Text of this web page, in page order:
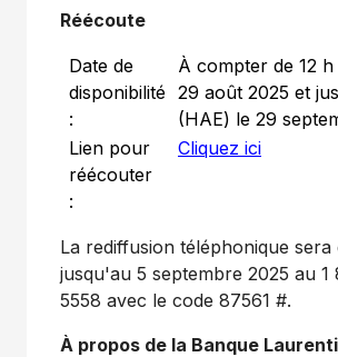
Réécoute
Date de
disponibilité
:
À compter de 12
29 août 2025 et
(HAE) le 29
Lien pour
réécouter
:
Cliquez ici
La rediffusion téléphonique sera
jusqu'au 5 septembre 2025 au
5558 avec le code 87561 #.
À propos de la Banque